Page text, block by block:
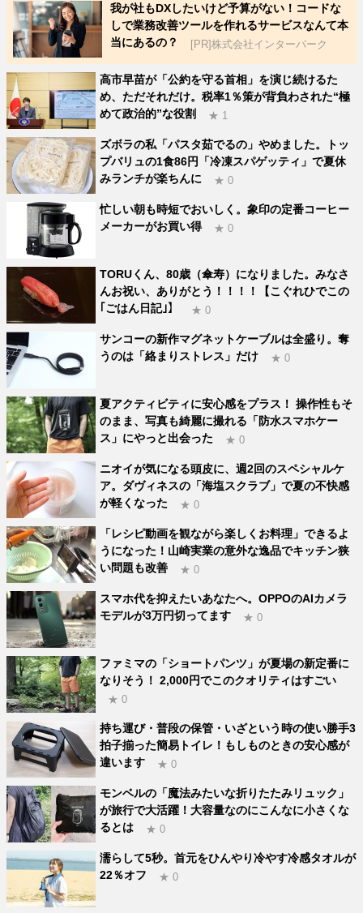
我が社もDXしたいけど予算がない！コードな
しで業務改善ツールを作れるサービスなんて本
当にあるの？
[PR]株式会社インターパーク
高市早苗が「公約を守る首相」を演じ続けるた
め、ただそれだけ。税率1％策が背負わされた“極
めて政治的”な役割
★ 1
ズボラの私「パスタ茹でるの」やめました。トッ
プバリュの1食86円「冷凍スパゲッティ」で夏休
みランチが楽ちんに
★ 0
忙しい朝も時短でおいしく。象印の定番コーヒー
メーカーがお買い得
★ 0
TORUくん、80歳（傘寿）になりました。みなさ
んお祝い、ありがとう！！！！【こぐれひでこの
｢ごはん日記｣】
★ 0
サンコーの新作マグネットケーブルは全盛り。奪
うのは「絡まりストレス」だけ
★ 0
夏アクティビティに安心感をプラス！ 操作性もそ
のまま、写真も綺麗に撮れる「防水スマホケー
ス」にやっと出会った
★ 0
ニオイが気になる頭皮に、週2回のスペシャルケ
ア。ダヴィネスの「海塩スクラブ」で夏の不快感
が軽くなった
★ 0
「レシピ動画を観ながら楽しくお料理」できるよ
うになった！山崎実業の意外な逸品でキッチン狭
い問題も改善
★ 0
スマホ代を抑えたいあなたへ。OPPOのAIカメラ
モデルが3万円切ってます
★ 0
ファミマの「ショートパンツ」が夏場の新定番に
なりそう！ 2,000円でこのクオリティはすごい
★ 0
持ち運び・普段の保管・いざという時の使い勝手3
拍子揃った簡易トイレ！もしものときの安心感が
違います
★ 0
モンベルの「魔法みたいな折りたたみリュック」
が旅行で大活躍！大容量なのにこんなに小さくな
るとは
★ 0
濡らして5秒。首元をひんやり冷やす冷感タオルが
22％オフ
★ 0